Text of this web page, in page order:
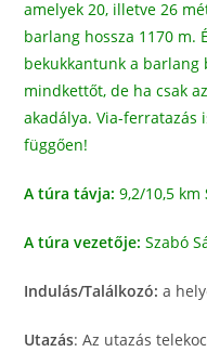
amelyek 20, illetve 26
barlang hossza 1170 m.
bekukkantunk a
mindkettőt, de ha csak
akadálya. Via-ferratazás
függően!
A túra távja: 9,2/10,5 km
A túra vezetője: Szabó
Indulás/Találkozó: a
Utazás: Az utazás